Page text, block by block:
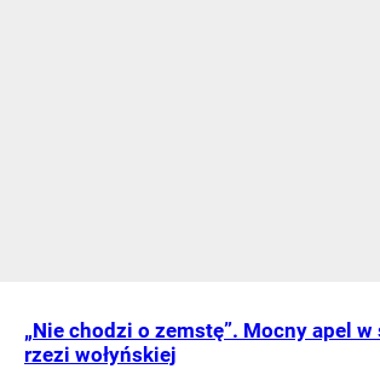
„Nie chodzi o zemstę”. Mocny apel
rzezi wołyńskiej